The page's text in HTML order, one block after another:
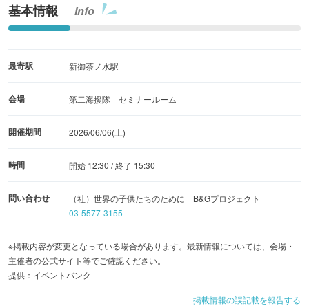
基本情報 Info
最寄駅 新御茶ノ水駅
会場 第二海援隊 セミナールーム
開催期間 2026/06/06(土)
時間 開始 12:30 / 終了 15:30
問い合わせ
（社）世界の子供たちのために B&Gプロジェクト
03-5577-3155
※掲載内容が変更となっている場合があります。最新情報については、会場・
主催者の公式サイト等でご確認ください。
提供：イベントバンク
掲載情報の誤記載を報告する